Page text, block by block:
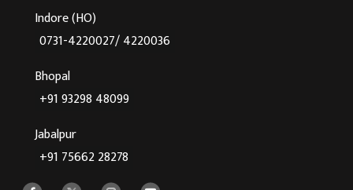
Indore (HO)
0731-4220027/ 4220036
Bhopal
+91 93298 48099
Jabalpur
+91 75662 28278